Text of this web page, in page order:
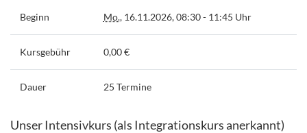
Beginn Mo., 16.11.2026, 08:30 - 11:45 Uhr
Kursgebühr 0,00 €
Dauer 25 Termine
Unser Intensivkurs (als Integrationskurs anerkannt)